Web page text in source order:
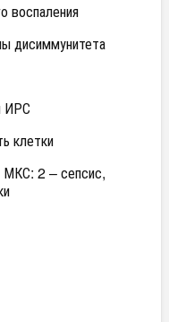
воспаления
дисиммунитета
ИРС
клетки
МКС: 2 – сепсис,